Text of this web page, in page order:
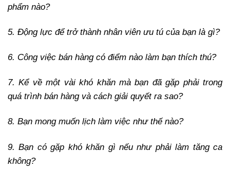
phẩm nào?
5. Động lực để trở thành nhân viên ưu tú của bạn là gì?
6. Công việc bán hàng có điểm nào làm bạn thích thú?
7. Kể về một vài khó khăn mà bạn đã gặp phải trong
quá trình bán hàng và cách giải quyết ra sao?
8. Bạn mong muốn lịch làm việc như thế nào?
9. Bạn có gặp khó khăn gì nếu như phải làm tăng ca
không?